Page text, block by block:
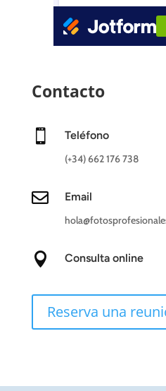
Contacto
 Teléfono
(+34) 662 176 738
 Email
 Consulta online
Reserva una